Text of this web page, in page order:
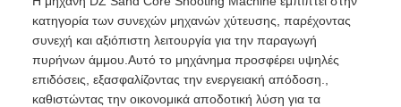
κατηγορία των συνεχών μηχανών χύτευσης, παρέχοντας
συνεχή και αξιόπιστη λειτουργία για την παραγωγή
πυρήνων άμμου.Αυτό το μηχάνημα προσφέρει υψηλές
επιδόσεις, εξασφαλίζοντας την ενεργειακή απόδοση.,
καθιστώντας την οικονομικά αποδοτική λύση για τα